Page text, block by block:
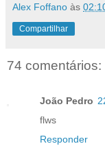
Alex Foffano às
Compartilhar
74 comentários:
João Pedro
flws
Responder